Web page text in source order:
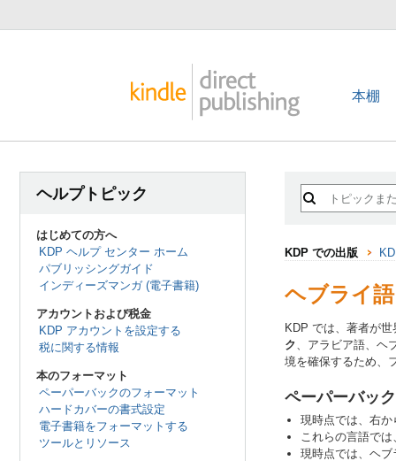
本棚
ヘルプトピック
はじめての方へ
KDP ヘルプ センター ホーム
パブリッシングガイド
インディーズマンガ (電子書籍)
アカウントおよび税金
KDP アカウントを設定する
税に関する情報
本のフォーマット
ペーパーバックのフォーマット
ハードカバーの書式設定
電子書籍をフォーマットする
ツールとリソース
KDP での出版
ヘブライ
KDP では、著者が
ク、アラビア語、ヘ
境を確保するため、
ペーパーバッ
現時点では、右
これらの言語で
現時点では、ヘ